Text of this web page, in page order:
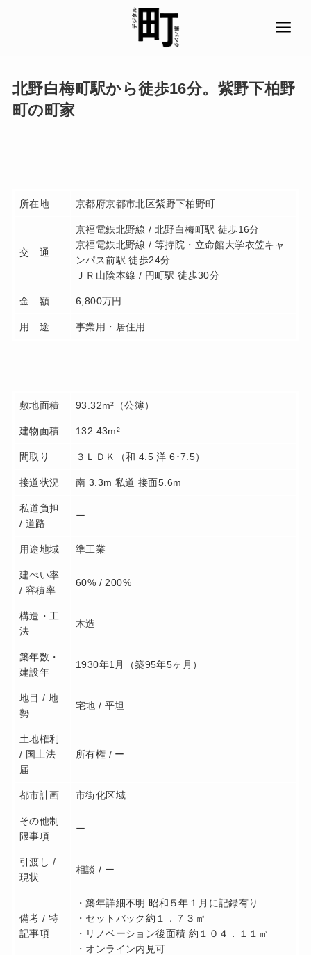
北野白梅町駅から徒歩16分。紫野下柏野
町の町家
所在地 京都府京都市北区紫野下柏野町
交 通
京福電鉄北野線 / 北野白梅町駅 徒歩16分
京福電鉄北野線 / 等持院・立命館大学衣笠キャ
ンパス前駅 徒歩24分
ＪＲ山陰本線 / 円町駅 徒歩30分
金 額 6,800万円
用 途 事業用・居住用
敷地面積 93.32m²（公簿）
建物面積 132.43m²
間取り ３ＬＤＫ（和 4.5 洋 6･7.5）
接道状況 南 3.3m 私道 接面5.6m
私道負担
/ 道路
ー
用途地域 準工業
建ぺい率
/ 容積率
60% / 200%
構造・工
法
木造
築年数・
建設年
1930年1月（築95年5ヶ月）
地目 / 地
勢
宅地 / 平坦
土地権利
/ 国土法
届
所有権 / ー
都市計画 市街化区域
その他制
限事項
ー
引渡し /
現状
相談 / ー
備考 / 特
記事項
・築年詳細不明 昭和５年１月に記録有り
・セットバック約１．７３㎡
・リノベーション後面積 約１０４．１１㎡
・オンライン内見可